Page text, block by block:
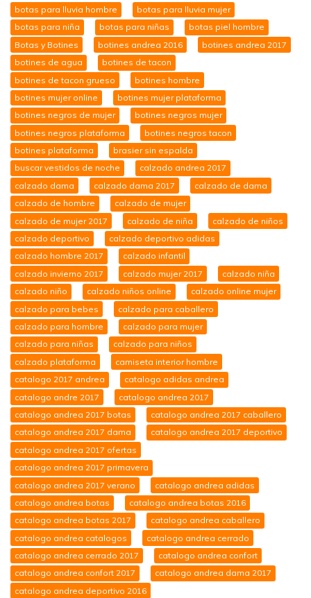
botas para lluvia hombre
botas para lluvia mujer
botas para niña
botas para niñas
botas piel hombre
Botas y Botines
botines andrea 2016
botines andrea 2017
botines de agua
botines de tacon
botines de tacon grueso
botines hombre
botines mujer online
botines mujer plataforma
botines negros de mujer
botines negros mujer
botines negros plataforma
botines negros tacon
botines plataforma
brasier sin espalda
buscar vestidos de noche
calzado andrea 2017
calzado dama
calzado dama 2017
calzado de dama
calzado de hombre
calzado de mujer
calzado de mujer 2017
calzado de niña
calzado de niños
calzado deportivo
calzado deportivo adidas
calzado hombre 2017
calzado infantil
calzado invierno 2017
calzado mujer 2017
calzado niña
calzado niño
calzado niños online
calzado online mujer
calzado para bebes
calzado para caballero
calzado para hombre
calzado para mujer
calzado para niñas
calzado para niños
calzado plataforma
camiseta interior hombre
catalogo 2017 andrea
catalogo adidas andrea
catalogo andre 2017
catalogo andrea 2017
catalogo andrea 2017 botas
catalogo andrea 2017 caballero
catalogo andrea 2017 dama
catalogo andrea 2017 deportivo
catalogo andrea 2017 ofertas
catalogo andrea 2017 primavera
catalogo andrea 2017 verano
catalogo andrea adidas
catalogo andrea botas
catalogo andrea botas 2016
catalogo andrea botas 2017
catalogo andrea caballero
catalogo andrea catalogos
catalogo andrea cerrado
catalogo andrea cerrado 2017
catalogo andrea confort
catalogo andrea confort 2017
catalogo andrea dama 2017
catalogo andrea deportivo 2016